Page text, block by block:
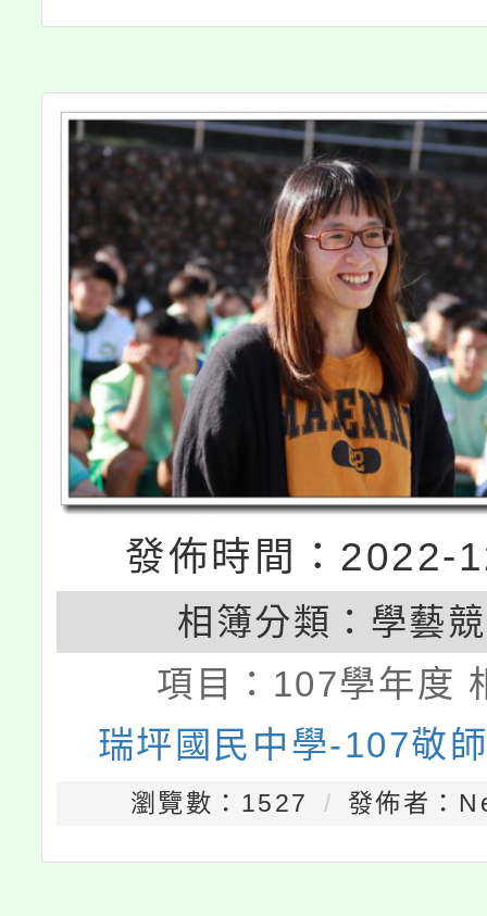
發佈時間：2022-
相簿分類： 學藝
項目： 107學年度
瑞坪國民中學-107敬
瀏覽數：1527 發佈者：